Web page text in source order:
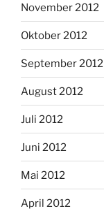
November 2012
Oktober 2012
September 2012
August 2012
Juli 2012
Juni 2012
Mai 2012
April 2012